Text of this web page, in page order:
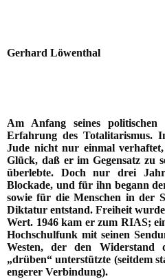
Gerhard Löwenthal
Am Anfang seines
Erfahrung des Totalitarismus.
Jude nicht nur einmal
Glück, daß er im Gegensatz zu
überlebte. Doch nur drei
Blockade, und für ihn begann
sowie für die Menschen in der
Diktatur entstand. Freiheit
Wert. 1946 kam er zum RIAS;
Hochschulfunk mit seinen
Westen, der den Widerstand
„drüben“ unterstützte (seitdem
engerer Verbindung).